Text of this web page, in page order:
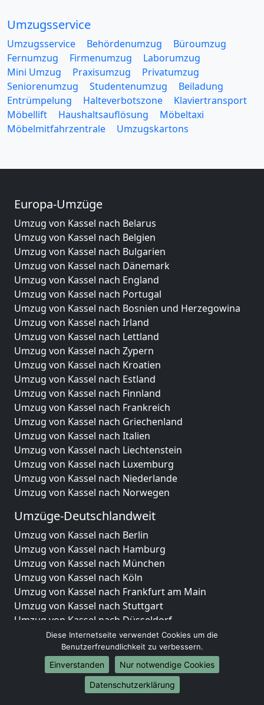
Umzugsservice
Umzugsservice Behördenumzug
Büroumzug
Fernumzug
Firmenumzug
Laborumzug
Mini Umzug
Praxisumzug
Privatumzug
Seniorenumzug
Studentenumzug
Beiladung
Entrümpelung
Halteverbotszone
Klaviertransport
Möbellift
Haushaltsauflösung
Möbeltaxi
Möbelmitfahrzentrale
Umzugskartons
Europa-Umzüge
Umzug von Kassel nach Belarus
Umzug von Kassel nach Belgien
Umzug von Kassel nach Bulgarien
Umzug von Kassel nach Dänemark
Umzug von Kassel nach England
Umzug von Kassel nach Portugal
Umzug von Kassel nach Bosnien und Herzegowina
Umzug von Kassel nach Irland
Umzug von Kassel nach Lettland
Umzug von Kassel nach Zypern
Umzug von Kassel nach Kroatien
Umzug von Kassel nach Estland
Umzug von Kassel nach Finnland
Umzug von Kassel nach Frankreich
Umzug von Kassel nach Griechenland
Umzug von Kassel nach Italien
Umzug von Kassel nach Liechtenstein
Umzug von Kassel nach Luxemburg
Umzug von Kassel nach Niederlande
Umzug von Kassel nach Norwegen
Umzüge-Deutschlandweit
Umzug von Kassel nach Berlin
Umzug von Kassel nach Hamburg
Umzug von Kassel nach München
Umzug von Kassel nach Köln
Umzug von Kassel nach Frankfurt am Main
Umzug von Kassel nach Stuttgart
Umzug von Kassel nach Düsseldorf
Umzug von Kassel nach Leipzig
Umzug von Kassel nach Dortmund
Umzug von Kassel nach Essen
Umzug von Kassel nach Bremen
Umzug von Kassel nach Dresden
Diese Internetseite verwendet Cookies um die
Benutzerfreundlichkeit zu verbessern.
Einverstanden
Nur notwendige Cookies
Datenschutzerklärung